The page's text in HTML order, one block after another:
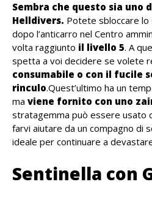
Sembra che questo sia
Helldivers. Potete sbloccare
dopo l’anticarro nel Centro
volta raggiunto il livello 5. A
spetta a voi decidere se volete
consumabile o con il fucile
rinculo.Quest’ultimo ha un
ma viene fornito con uno
stratagemma può essere usato
farvi aiutare da un compagno di
ideale per continuare a
Sentinella con